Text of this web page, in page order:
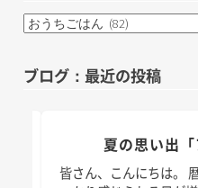
カ
テ
リ
ブログ：最近の投稿
夏の思い出
皆さん、こんにちは。